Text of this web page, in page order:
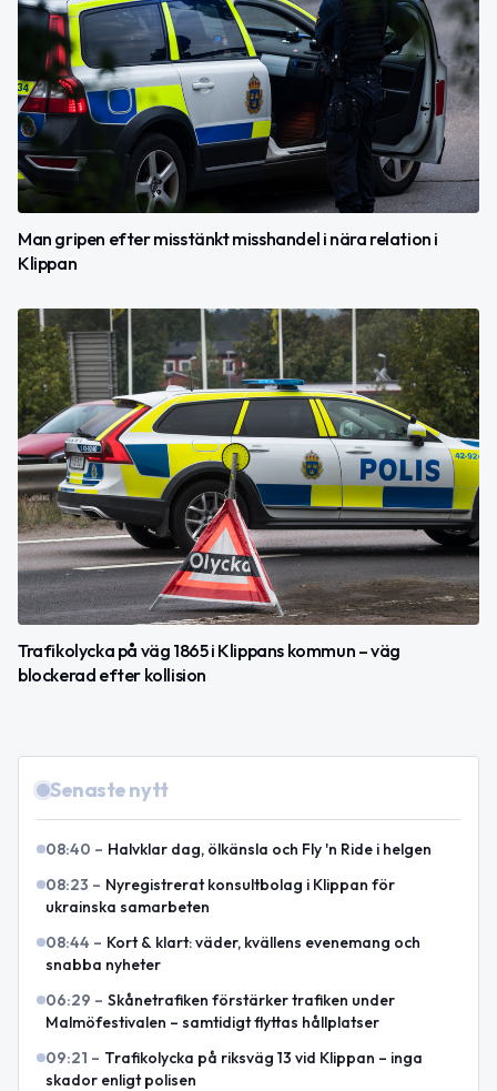
Man gripen efter misstänkt misshandel i nära relation i
Klippan
Trafikolycka på väg 1865 i Klippans kommun – väg
blockerad efter kollision
Senaste nytt
08:40 – Halvklar dag, ölkänsla och Fly 'n Ride i helgen
08:23 – Nyregistrerat konsultbolag i Klippan för
ukrainska samarbeten
08:44 – Kort & klart: väder, kvällens evenemang och
snabba nyheter
06:29 – Skånetrafiken förstärker trafiken under
Malmöfestivalen – samtidigt flyttas hållplatser
09:21 – Trafikolycka på riksväg 13 vid Klippan – inga
skador enligt polisen